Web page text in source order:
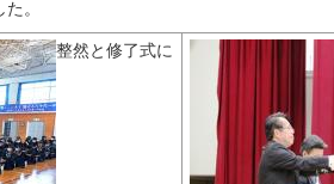
。
整然と修了式に